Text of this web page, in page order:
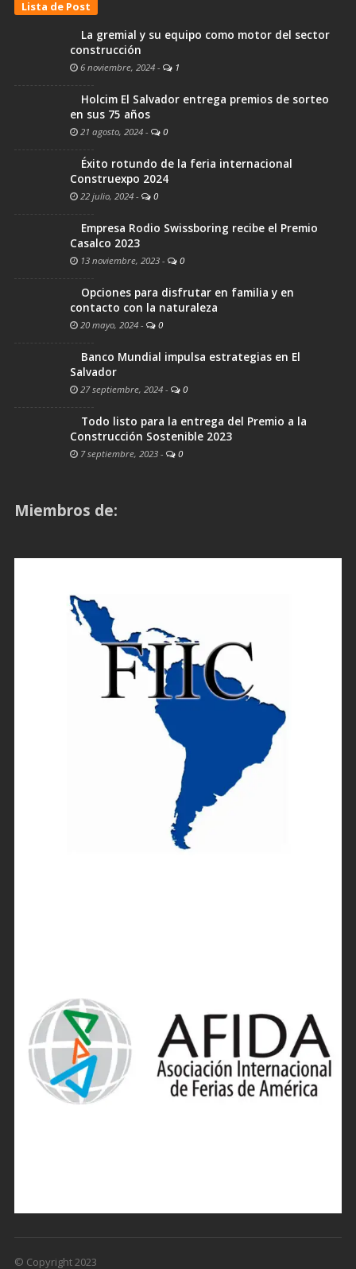
Lista de Post
La gremial y su equipo como motor del sector
construcción
6 noviembre, 2024 - 1
Holcim El Salvador entrega premios de sorteo
en sus 75 años
21 agosto, 2024 - 0
Éxito rotundo de la feria internacional
Construexpo 2024
22 julio, 2024 - 0
Empresa Rodio Swissboring recibe el Premio
Casalco 2023
13 noviembre, 2023 - 0
Opciones para disfrutar en familia y en
contacto con la naturaleza
20 mayo, 2024 - 0
Banco Mundial impulsa estrategias en El
Salvador
27 septiembre, 2024 - 0
Todo listo para la entrega del Premio a la
Construcción Sostenible 2023
7 septiembre, 2023 - 0
Miembros de:
© Copyright 2023